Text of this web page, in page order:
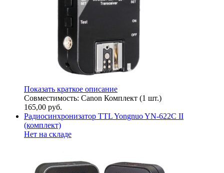
Показать краткое описание
Совместимость: Canon Комплект (1 шт.)
165,00 руб.
Радиосинхронизатор TTL Yongnuo YN-622C II
(комплект)
Нет на складе